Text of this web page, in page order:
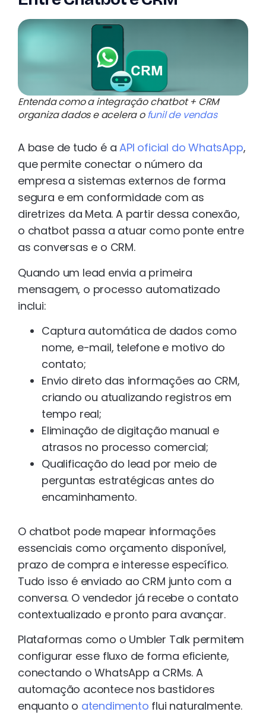
Entenda como a integração chatbot + CRM
organiza dados e acelera ofunil de vendas
A base de tudo é aAPI oficial do WhatsApp,
que permite conectar o número da
empresa a sistemas externos de forma
segura e em conformidade com as
diretrizes da Meta. A partir dessa conexão,
o chatbot passa a atuar como ponte entre
as conversas e o CRM.
Quando um lead envia a primeira
mensagem, o processo automatizado
inclui:
Captura automática de dados como
nome, e-mail, telefone e motivo do
contato;
Envio direto das informações ao CRM,
criando ou atualizando registros em
tempo real;
Eliminação de digitação manual e
atrasos no processo comercial;
Qualificação do lead por meio de
perguntas estratégicas antes do
encaminhamento.
O chatbot pode mapear informações
essenciais como orçamento disponível,
prazo de compra e interesse específico.
Tudo isso é enviado ao CRM junto com a
conversa. O vendedor já recebe o contato
contextualizado e pronto para avançar.
Plataformas como o Umbler Talk permitem
configurar esse fluxo de forma eficiente,
conectando o WhatsApp a CRMs. A
automação acontece nos bastidores
enquanto o atendimento flui naturalmente.